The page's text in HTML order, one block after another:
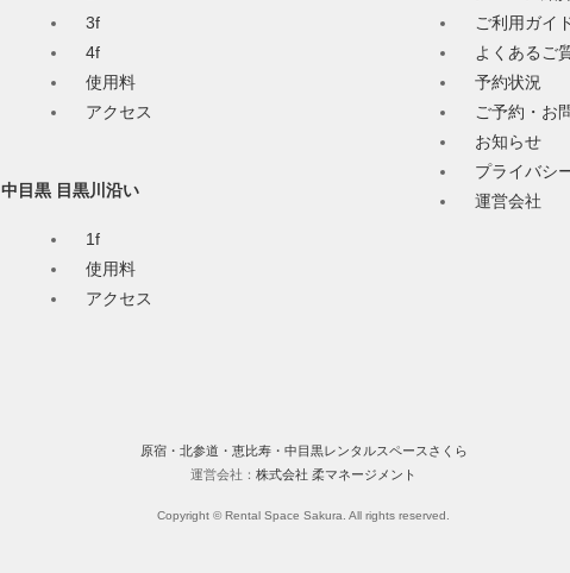
3f
4f
使用料
アクセス
中目黒 目黒川沿い
1f
使用料
アクセス
ご利用ガイ
よくあるご
予約状況
ご予約・お
お知らせ
プライバシ
運営会社
原宿・北参道・恵比寿・中目黒レンタルスペースさくら
運営会社： 株式会社 柔マネージメント
Copyright © Rental Space Sakura. All rights reserved.